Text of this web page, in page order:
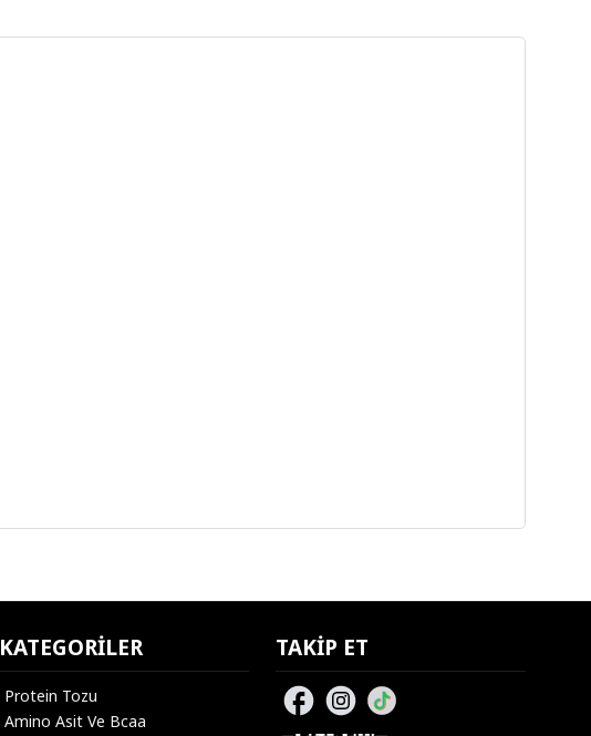
KATEGORILER
Protein Tozu
Amino Asit Ve Bcaa
TAKIP ET